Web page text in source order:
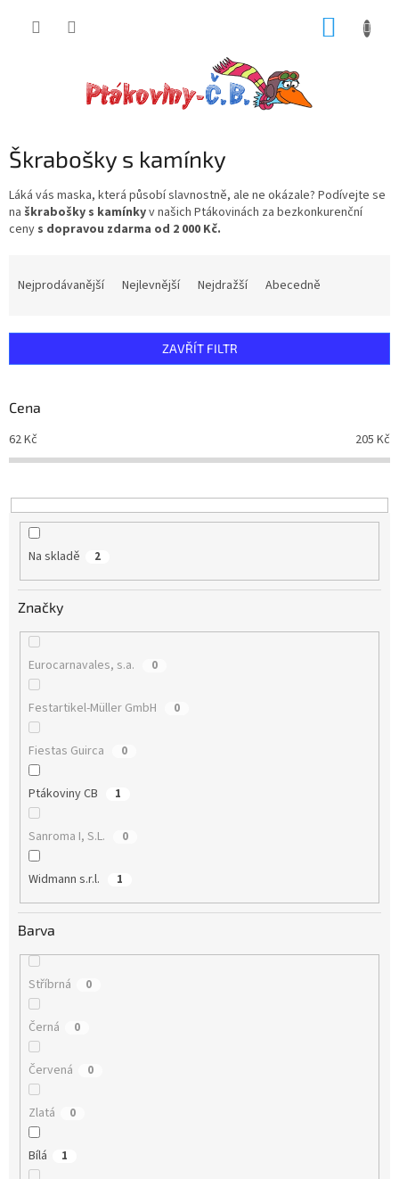
Škrabošky s kamínky
Láká vás maska, která působí slavnostně, ale ne okázale? Podívejte se
na škrabošky s kamínkyv našich Ptákovinách za bezkonkurenční
ceny s dopravou zdarma od 2 000 Kč.
í
r
o
d
u
t
ů
Nejprodávanější Nejlevnější Nejdražší Abecedně
ZAVŘÍT FILTR
Cena
62Kč 205 Kč
Na skladě 2
Značky
Eurocarnavales, s.a. 0
Festartikel-Müller GmbH 0
Fiestas Guirca 0
Ptákoviny CB 1
Sanroma I, S.L. 0
Widmann s.r.l. 1
Barva
Stříbrná 0
Černá 0
Červená 0
Zlatá 0
Bílá 1